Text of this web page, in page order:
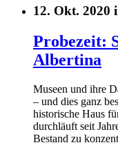
12. Okt. 2020
Probezeit:
Albertina
Museen und ihre
– und dies ganz
historische Haus
durchläuft seit
Bestand zu